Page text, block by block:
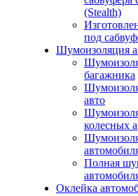
(Stealth)
под
Шумоизоляция
багажника
авто
колесных
Полная
Оклейка